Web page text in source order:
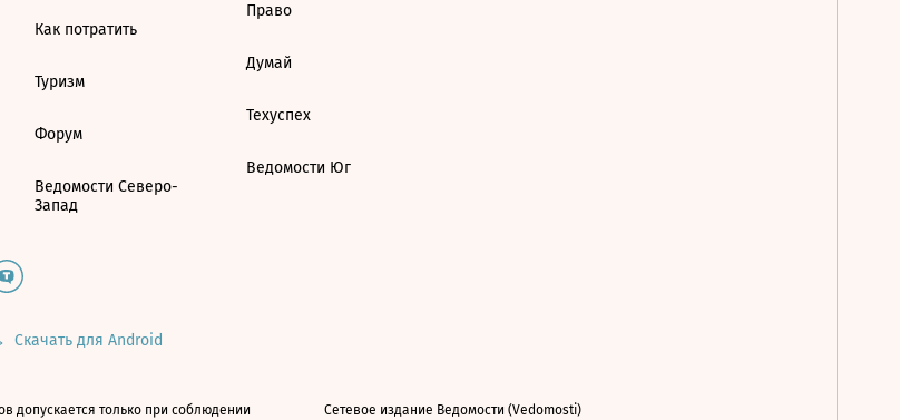
Как потратить
Туризм
Форум
Ведомости Северо-
Запад
Право
Думай
Техуспех
Ведомости Юг
Скачать для Android
допускается только при соблюдении
Сетевое издание Ведомости (Vedomosti)